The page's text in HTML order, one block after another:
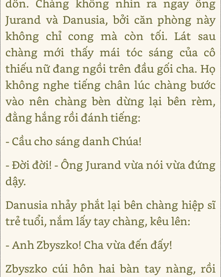
dồn. Chàng không nhìn ra ngay ông
Jurand và Danusia, bởi căn phòng này
không chỉ cong mà còn tối. Lát sau
chàng mới thấy mái tóc sáng của cô
thiếu nữ đang ngồi trên đầu gối cha. Họ
không nghe tiếng chân lúc chàng bước
vào nên chàng bèn dừng lại bên rèm,
đằng hắng rồi đánh tiếng:
- Cầu cho sáng danh Chúa!
- Đời đời! - Ông Jurand vừa nói vừa đứng
dậy.
Danusia nhảy phắt lại bên chàng hiệp sĩ
trẻ tuổi, nắm lấy tay chàng, kêu lên:
- Anh Zbyszko! Cha vừa đến đấy!
Zbyszko cúi hôn hai bàn tay nàng, rồi